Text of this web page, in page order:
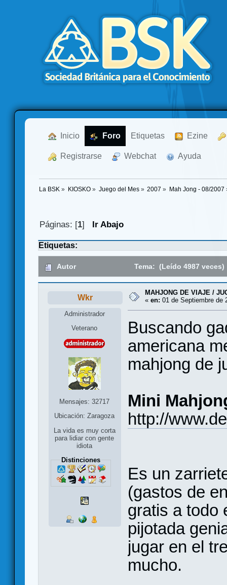
Inicio Foro Etiquetas Ezine
Registrarse Webchat Ayuda
La BSK » KIOSKO» Juego del Mes» 2007 » Mah Jong - 08/2007
Páginas: [1] Ir Abajo
Etiquetas:
Autor Tema: (Leído 4987 veces)
Wkr
Administrador
Veterano
Mensajes: 32717
Ubicación: Zaragoza
La vida es muy corta
para lidiar con gente
idiota
Distinciones
MAHJONG DE VIAJE /
« en: 01 de Septiembre de
Buscando
americana
mahjong de
Mini
http://
Es un
(gastos de
gratis a todo
pijotada
jugar en el
mucho.